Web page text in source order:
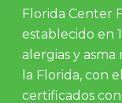
Florida Center
establecido en
alergias y
la Florida, con
certificados